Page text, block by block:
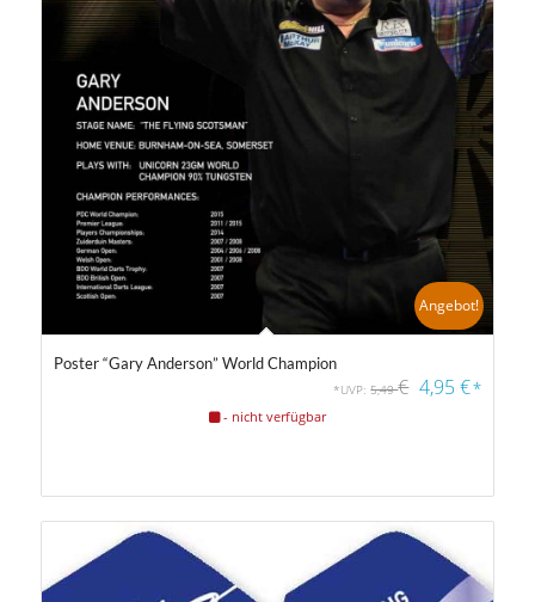
Poster “Gary Anderson” World Champion
*UVP: 5,49€ 4,95€*
Angebot!
- nicht verfügbar